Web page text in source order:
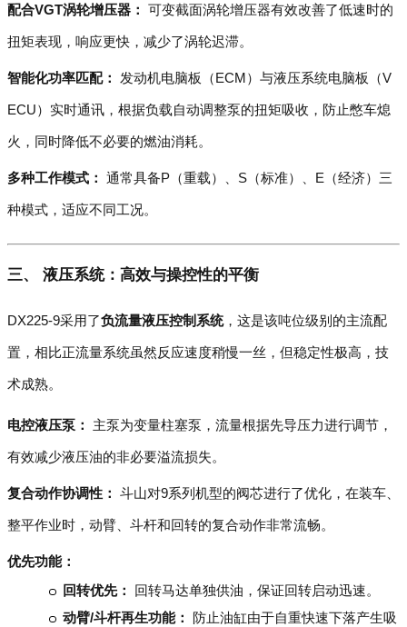
配合VGT涡轮增压器： 可变截面涡轮增压器有效改善了低速时的
扭矩表现，响应更快，减少了涡轮迟滞。
智能化功率匹配： 发动机电脑板（ECM）与液压系统电脑板（V
ECU）实时通讯，根据负载自动调整泵的扭矩吸收，防止憋车熄
火，同时降低不必要的燃油消耗。
多种工作模式： 通常具备P（重载）、S（标准）、E（经济）三
种模式，适应不同工况。
三、 液压系统：高效与操控性的平衡
DX225-9采用了负流量液压控制系统，这是该吨位级别的主流配
置，相比正流量系统虽然反应速度稍慢一丝，但稳定性极高，技
术成熟。
电控液压泵： 主泵为变量柱塞泵，流量根据先导压力进行调节，
有效减少液压油的非必要溢流损失。
复合动作协调性： 斗山对9系列机型的阀芯进行了优化，在装车、
整平作业时，动臂、斗杆和回转的复合动作非常流畅。
优先功能：
回转优先：
回转马达单独供油，保证回转启动迅速。
动臂/斗杆再生功能：
防止油缸由于自重快速下落产生吸